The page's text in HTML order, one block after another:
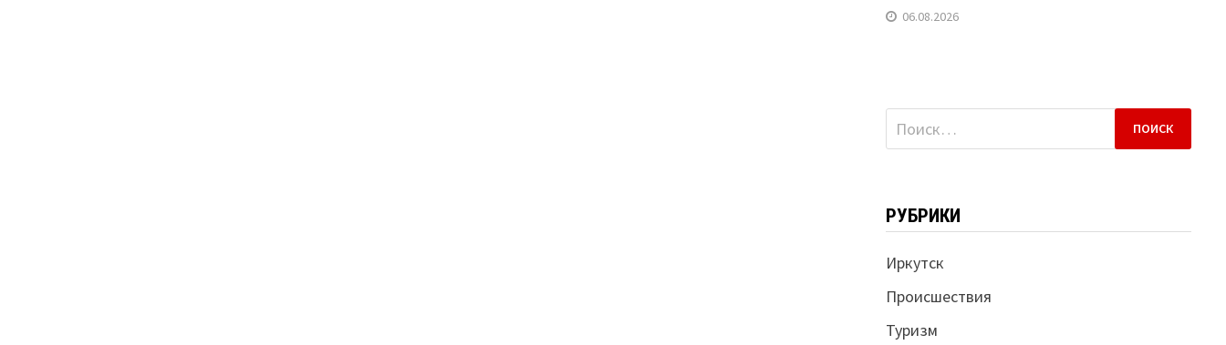
06.08.2026
Найти:
РУБРИКИ
Иркутск
Происшествия
Туризм